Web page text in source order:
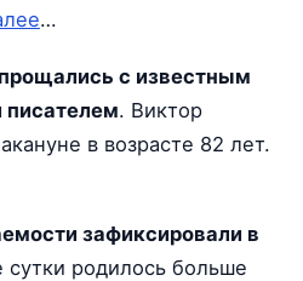
…
с известным
писателем. Виктор
в возрасте 82 лет.
зафиксировали в
родилось больше